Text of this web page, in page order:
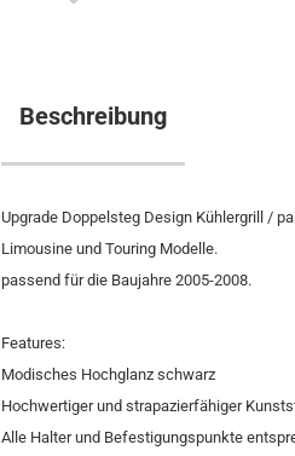
Beschreibung
Upgrade Doppelsteg Design Kühlergrill /
Limousine und Touring Modelle.
passend für die Baujahre 2005-2008.
Features:
Modisches Hochglanz schwarz
Hochwertiger und strapazierfähiger
Alle Halter und Befestigungspunkte